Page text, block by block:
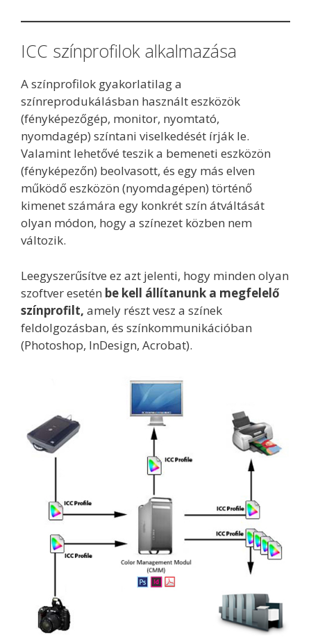
ICC színprofilok alkalmazása
A színprofilok gyakorlatilag a
színreprodukálásban használt eszközök
(fényképezőgép, monitor, nyomtató,
nyomdagép) színtani viselkedését írják le.
Valamint lehetővé teszik a bemeneti eszközön
(fényképezőn) beolvasott, és egy más elven
működő eszközön (nyomdagépen) történő
kimenet számára egy konkrét szín átváltását
olyan módon, hogy a színezet közben nem
változik.
Leegyszerűsítve ez azt jelenti, hogy minden olyan
szoftver esetén be kell állítanunk a megfelelő
színprofilt, amely részt vesz a színek
feldolgozásban, és színkommunikációban
(Photoshop, InDesign, Acrobat).